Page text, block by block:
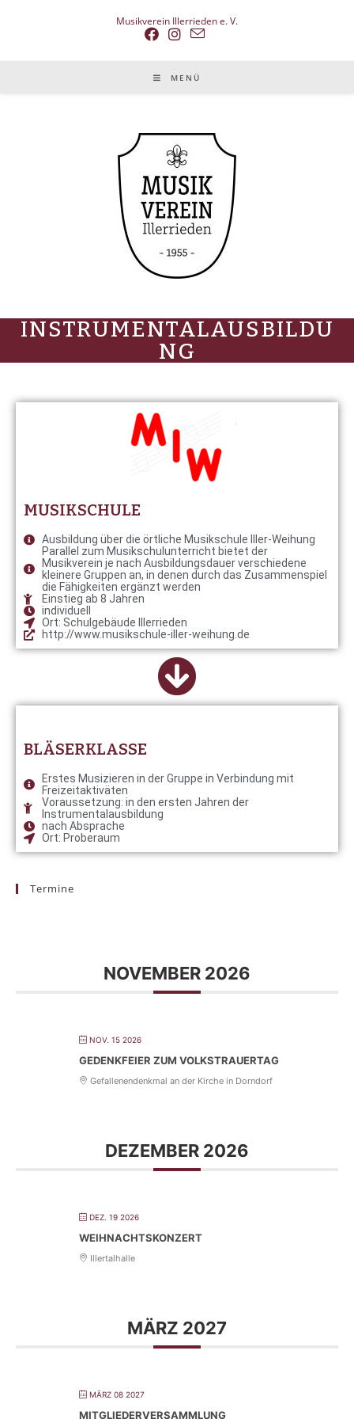
Musikverein Illerrieden e. V.
MENÜ
INSTRUMENTALAUSBILDU
NG
MUSIKSCHULE
Ausbildung über die örtliche Musikschule Iller-Weihung
Parallel zum Musikschulunterricht bietet der
Musikverein je nach Ausbildungsdauer verschiedene
kleinere Gruppen an, in denen durch das Zusammenspiel
die Fähigkeiten ergänzt werden
Einstieg ab 8 Jahren
individuell
Ort: Schulgebäude Illerrieden
http://www.musikschule-iller-weihung.de
BLÄSERKLASSE
Erstes Musizieren in der Gruppe in Verbindung mit
Freizeitaktiväten
Voraussetzung: in den ersten Jahren der
Instrumentalausbildung
nach Absprache
Ort: Proberaum
Termine
NOVEMBER 2026
NOV. 15 2026
GEDENKFEIER ZUM VOLKSTRAUERTAG
Gefallenendenkmal an der Kirche in Dorndorf
DEZEMBER 2026
DEZ. 19 2026
WEIHNACHTSKONZERT
Illertalhalle
MÄRZ 2027
MÄRZ 08 2027
MITGLIEDERVERSAMMLUNG